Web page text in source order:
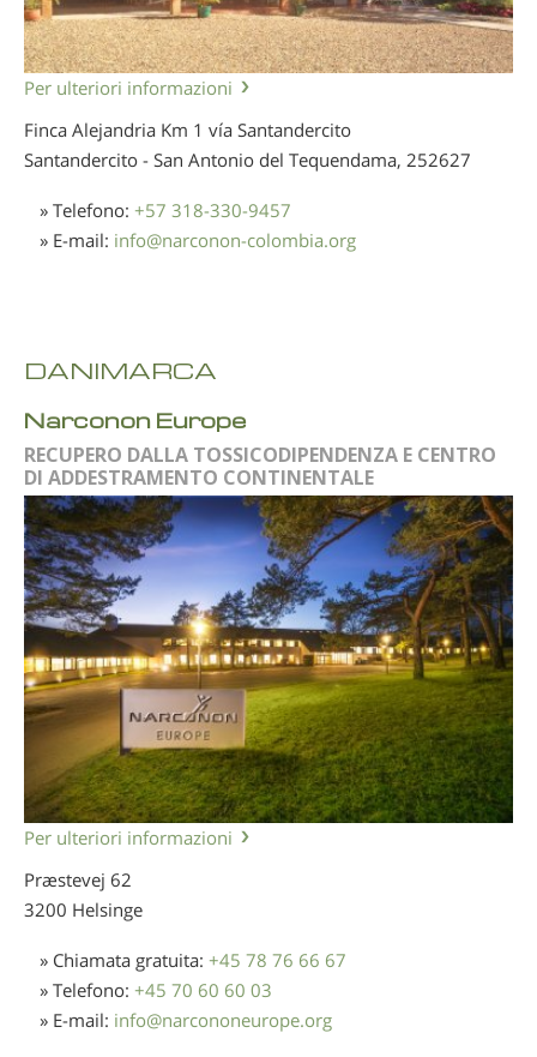
Per ulteriori informazioni
Finca Alejandria Km 1 vía Santandercito
Santandercito - San Antonio del Tequendama, 252627
» Telefono: +57 318-330-9457
» E-mail: info@narconon-colombia.org
DANIMARCA
Narconon Europe
RECUPERO DALLA TOSSICODIPENDENZA E CENTRO
DI ADDESTRAMENTO CONTINENTALE
Per ulteriori informazioni
Præstevej 62
3200 Helsinge
» Chiamata gratuita: +45 78 76 66 67
» Telefono: +45 70 60 60 03
» E-mail: info@narcononeurope.org